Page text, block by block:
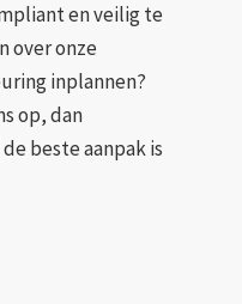
en veilig te
over onze
inplannen?
op, dan
beste aanpak is